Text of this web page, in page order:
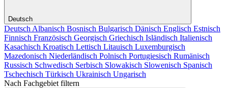
Deutsch
Deutsch Albanisch Bosnisch Bulgarisch Dänisch Englisch Estnisch
Finnisch Französisch Georgisch Griechisch Isländisch Italienisch
Kasachisch Kroatisch Lettisch Litauisch Luxemburgisch
Mazedonisch Niederländisch Polnisch Portugiesisch Rumänisch
Russisch Schwedisch Serbisch Slowakisch Slowenisch Spanisch
Tschechisch Türkisch Ukrainisch Ungarisch
Nach Fachgebiet filtern